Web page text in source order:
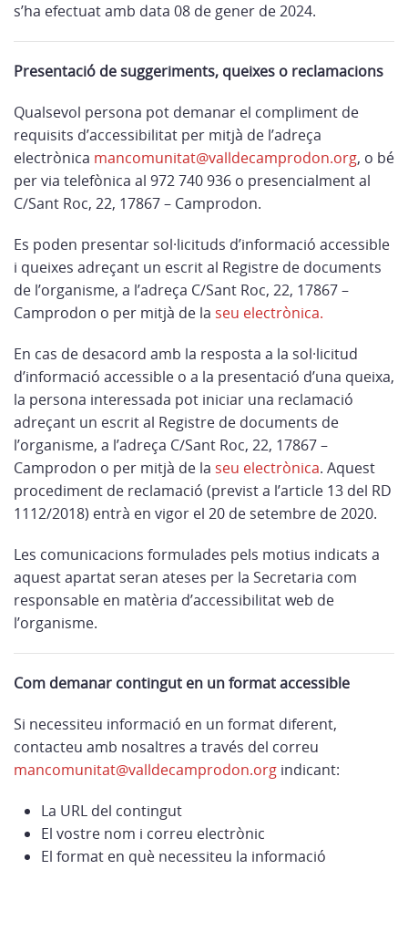
s’ha efectuat amb data 08 de gener de 2024.
Presentació de suggeriments, queixes o reclamacions
Qualsevol persona pot demanar el compliment de
requisits d’accessibilitat per mitjà de l’adreça
electrònica mancomunitat@valldecamprodon.org, o bé
per via telefònica al 972 740 936 o presencialment al
C/Sant Roc, 22, 17867 – Camprodon.
Es poden presentar sol·licituds d’informació accessible
i queixes adreçant un escrit al Registre de documents
de l’organisme, a l’adreça C/Sant Roc, 22, 17867 –
Camprodon o per mitjà de la seu electrònica.
En cas de desacord amb la resposta a la sol·licitud
d’informació accessible o a la presentació d’una queixa,
la persona interessada pot iniciar una reclamació
adreçant un escrit al Registre de documents de
l’organisme, a l’adreça C/Sant Roc, 22, 17867 –
Camprodon o per mitjà de la seu electrònica. Aquest
procediment de reclamació (previst a l’article 13 del RD
1112/2018) entrà en vigor el 20 de setembre de 2020.
Les comunicacions formulades pels motius indicats a
aquest apartat seran ateses per la Secretaria com
responsable en matèria d’accessibilitat web de
l’organisme.
Com demanar contingut en un format accessible
Si necessiteu informació en un format diferent,
contacteu amb nosaltres a través del correu
mancomunitat@valldecamprodon.org indicant:
La URL del contingut
El vostre nom i correu electrònic
El format en què necessiteu la informació